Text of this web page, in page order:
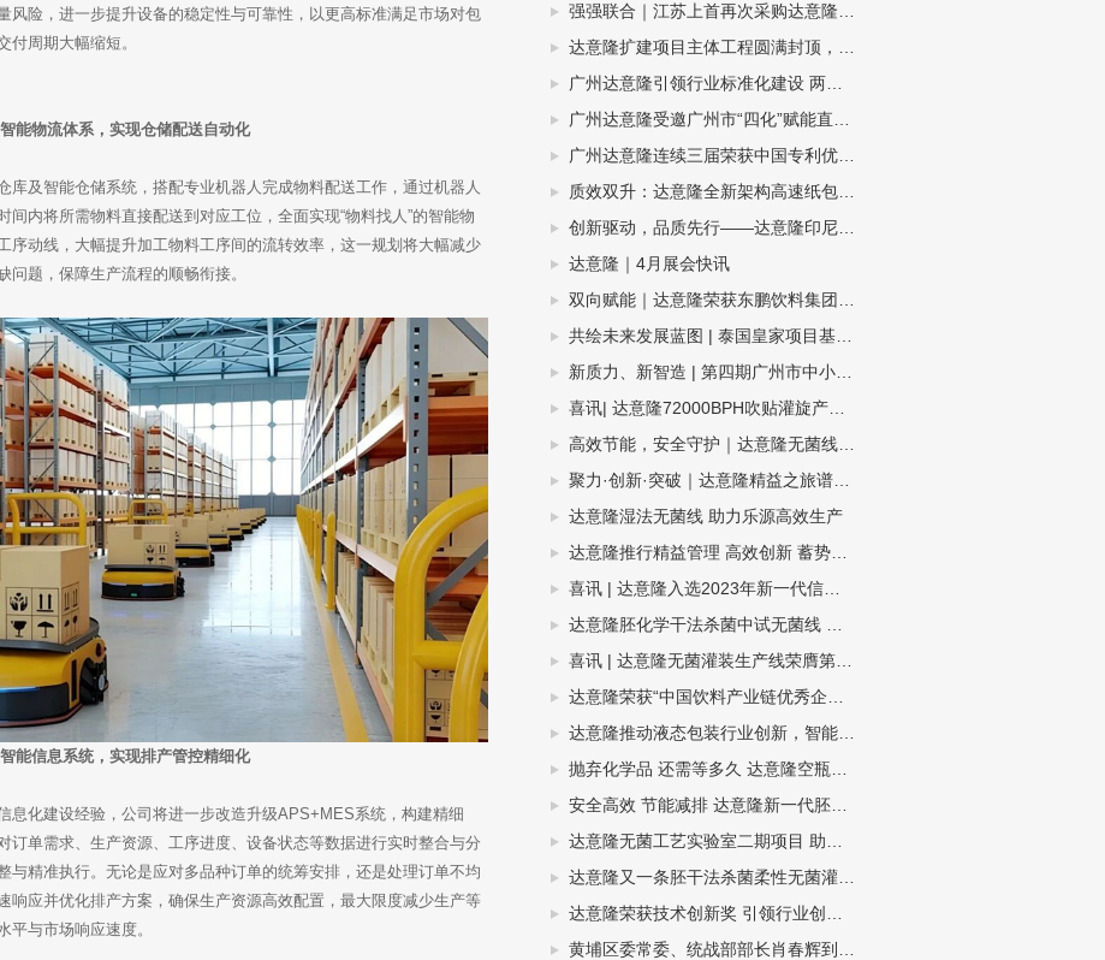
风险，进一步提升设备的稳定性与可靠性，以更高标准满足市场对包
付周期大幅缩短。
能物流体系，实现仓储配送自动化
库及智能仓储系统，搭配专业机器人完成物料配送工作，通过机器人
内将所需物料直接配送到对应工位，全面实现“物料找人”的智能物
序动线，大幅提升加工物料工序间的流转效率，这一规划将大幅减少
题，保障生产流程的顺畅衔接。
能信息系统，实现排产管控精细化
息化建设经验，公司将进一步改造升级APS+MES系统，构建精细
订单需求、生产资源、工序进度、设备状态等数据进行实时整合与分
与精准执行。无论是应对多品种订单的统筹安排，还是处理订单不均
响应并优化排产方案，确保生产资源高效配置，最大限度减少生产等
平与市场响应速度。
强强联合｜江苏上首再次采购达意隆胚化学干法杀菌无菌线
达意隆扩建项目主体工程圆满封顶，智造升级迈入新阶段！
广州达意隆引领行业标准化建设 两项包装机械国家标准研讨会在穗成功召开
广州达意隆受邀广州市“四化”赋能直播：分享转型经验
广州达意隆连续三届荣获中国专利优秀奖 创新实力再获国家级认可
质效双升：达意隆全新架构高速纸包机揭秘三大硬核优势
创新驱动，品质先行——达意隆印尼、委内瑞拉项目连获客户表扬信
达意隆｜4月展会快讯
双向赋能｜达意隆荣获东鹏饮料集团年度技术创新奖！
共绘未来发展蓝图 | 泰国皇家项目基金会一行莅临达意隆参观考察
新质力、新智造 | 第四期广州市中小企业（智能装备产业）圆桌会议在达意隆召开
喜讯| 达意隆72000BPH吹贴灌旋产品顺利通过科技成果鉴定
高效节能，安全守护｜达意隆无菌线 为你而转
聚力·创新·突破｜达意隆精益之旅谱写卓越新篇
达意隆湿法无菌线 助力乐源高效生产
达意隆推行精益管理 高效创新 蓄势飞跃
喜讯 | 达意隆入选2023年新一代信息技术与制造业融合发展示范名单，助力食品饮料行业新型工业化发展
达意隆胚化学干法杀菌中试无菌线 助力饮料企业新品研发
喜讯 | 达意隆无菌灌装生产线荣膺第三届全国机械工业设计创新大赛金奖，助力食品饮料行业新型工业化发展
达意隆荣获“中国饮料产业链优秀企业”大奖，创新引领行业高质量发展
达意隆推动液态包装行业创新，智能制造示范引领未来
抛弃化学品 还需等多久 达意隆空瓶电子杀菌无菌灌装技术
安全高效 节能减排 达意隆新一代胚化学干法杀菌无菌灌装技术
达意隆无菌工艺实验室二期项目 助力企业无菌灌装开发
达意隆又一条胚干法杀菌柔性无菌灌装线顺利通过中性培养基验证
达意隆荣获技术创新奖 引领行业创新之路
黄埔区委常委、统战部部长肖春辉到达意隆走访调研